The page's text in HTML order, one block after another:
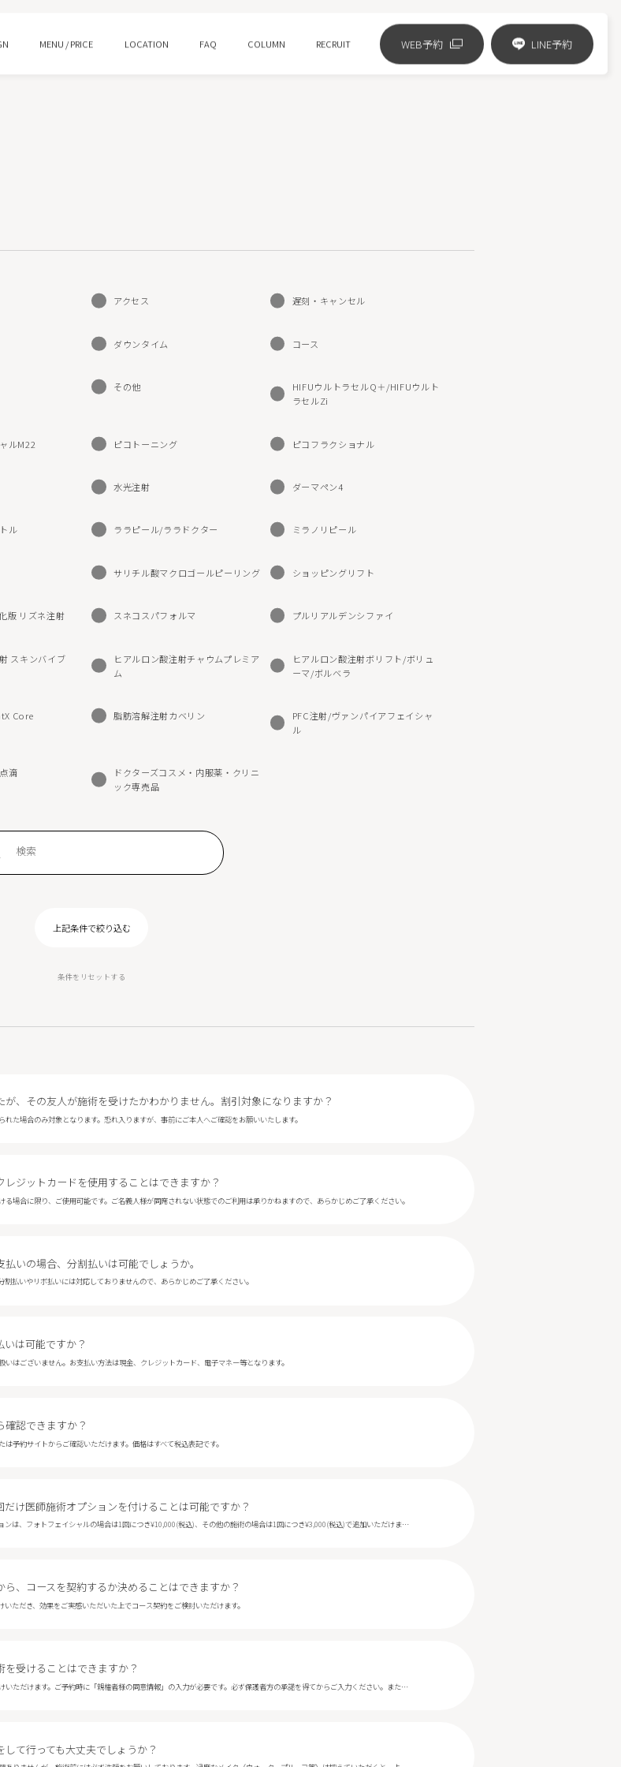
アクセス 遅刻・キャンセル
ダウンタイム コース
その他
HIFUウルトラセルQ＋/HIFUウルト
ラセルZi
ルM22 ピコトーニング ピコフラクショナル
水光注射 ダーマペン4
ル ララピール/ララドクター ミラノリピール
サリチル酸マクロゴールピーリング ショッピングリフト
版 リズネ注射 スネコスパフォルマ プルリアルデンシファイ
スキンバイブ
ヒアルロン酸注射チャウムプレミア
ム
ヒアルロン酸注射ボリフト/ボリュ
ーマ/ボルベラ
Core 脂肪溶解注射カベリン
PFC注射/ヴァンパイアフェイシャ
ル
滴
ドクターズコスメ・内服薬・クリニ
ック専売品
条件をリセットする
が、その友人が施術を受けたかわかりません。割引対象になりますか？
れた場合のみ対象となります。恐れ入りますが、事前にご本人へご確認をお願いいたします。
レジットカードを使用することはできますか？
る場合に限り、ご使用可能です。ご名義人様が同席されない状態でのご利用は承りかねますので、あらかじめご了承ください。
いの場合、分割払いは可能でしょうか。
割払いやリボ払いには対応しておりませんので、あらかじめご了承ください。
いは可能ですか？
いはございません。お支払い方法は現金、クレジットカード、電子マネー等となります。
確認できますか？
予約サイトからご確認いただけます。価格はすべて税込表記です。
だけ医師施術オプションを付けることは可能ですか？
可能です。医師施術オプションは、フォトフェイシャルの場合は1回につき¥10,000(税込)、その他の施術の場合は1回につき¥3,000(税込)で追加いただけます。ご希望の際は、予約時または来院時にスタッフへお申し付けください。
ら、コースを契約するか決めることはできますか？
いただき、効果をご実感いただいた上でコース契約をご検討いただけます。
を受けることはできますか？
未成年の方でも施術をお受けいただけます。ご予約時に「親権者様の同意情報」の入力が必要です。必ず保護者方の承諾を得てからご入力ください。また、安全な施術とトラブル防止のため、ご来院の際は必ず親権者様の同伴をお願いしております。ご理解とご協力のほど、よろしくお願いいたします。
て行っても大丈夫でしょうか？
ピコトーニング ピコフラクショナル
ックス） スキンボトックス 脂肪溶解注射エクリリス
MENU / PRICE LOCATION FAQ COLUMN RECRUIT WEB予約 LINE予約